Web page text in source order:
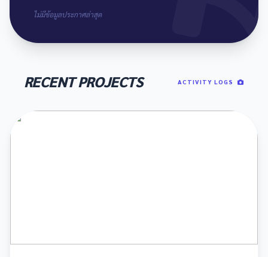
ไม่มีข้อมูลประกาศล่าสุด
RECENT PROJECTS ACTIVITY LOGS